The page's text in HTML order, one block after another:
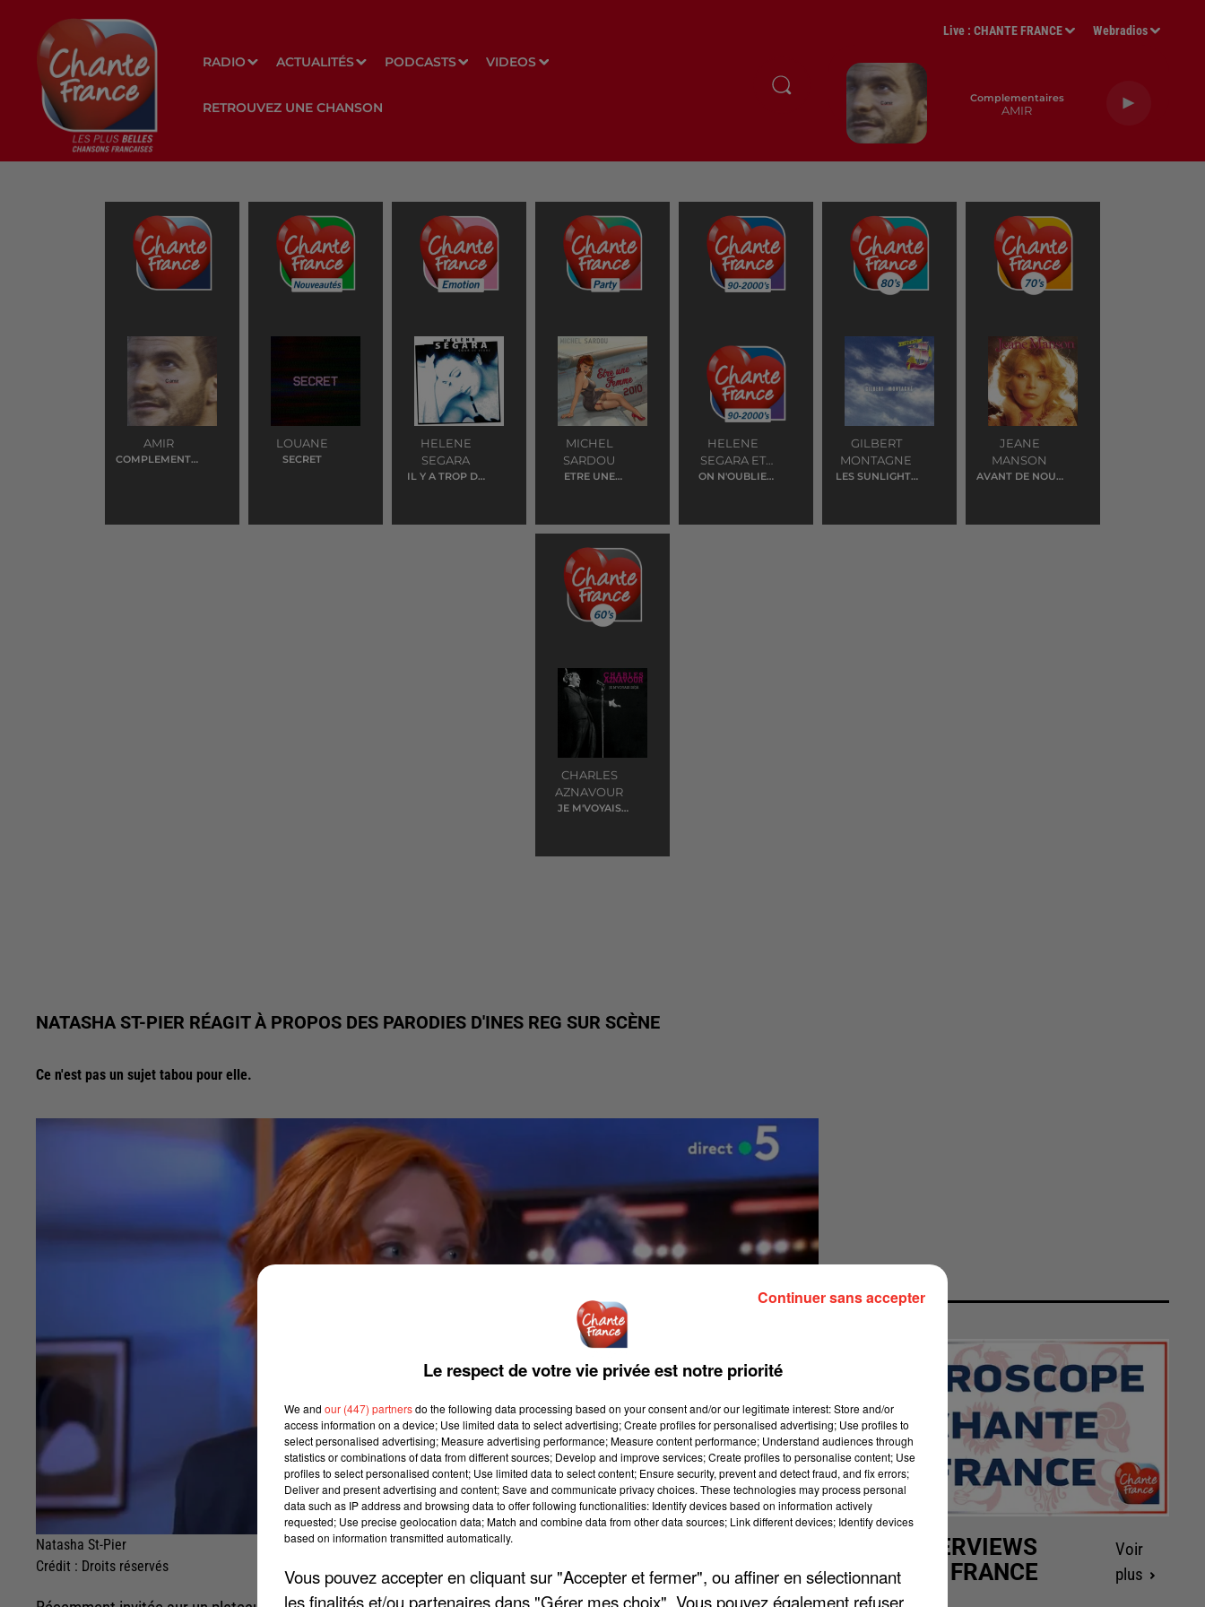
RADIO ACTUALITÉS PODCASTS VIDEOS
RETROUVEZ UNE CHANSON
Live :CHANTE FRANCE Webradios
Complementaires
AMIR
AMIR
COMPLEMENTAI
LOUANE
SECRET
HELENE
SEGARA
IL Y A TROP DE
MICHEL
SARDOU
ETRE UNE
HELENE
SEGARA ET
LAURA
ON N'OUBLIE
GILBERT
MONTAGNE
LES SUNLIGHTS
JEANE
MANSON
AVANT DE NOUS
CHARLES
AZNAVOUR
JE M'VOYAIS
NATASHA ST-PIER RÉAGIT À PROPOS DES PARODIES D'INES REG SUR SCÈNE
Ce n'est pas un sujet tabou pour elle.
Natasha St-Pier
Crédit : Droits réservés
LES INTERVIEWS
CHANTE FRANCE
Voir
plus
Le respect de votre vie privée est notre priorité
We and our (447) partnersdo the following data processing based on your consent and/or our legitimate interest: Store and/or
access information on a device; Use limited data to select advertising; Create profiles for personalised advertising; Use profiles to
select personalised advertising; Measure advertising performance; Measure content performance; Understand audiences through
statistics or combinations of data from different sources; Develop and improve services; Create profiles to personalise content; Use
profiles to select personalised content; Use limited data to select content; Ensure security, prevent and detect fraud, and fix errors;
Deliver and present advertising and content; Save and communicate privacy choices. These technologies may process personal
data such as IP address and browsing data to offer following functionalities: Identify devices based on information actively
requested; Use precise geolocation data; Match and combine data from other data sources; Link different devices; Identify devices
based on information transmitted automatically.
Vous pouvez accepter en cliquant sur "Accepter et fermer", ou affiner en sélectionnant
les finalités et/ou partenaires dans "Gérer mes choix". Vous pouvez également refuser
Continuer sans accepter